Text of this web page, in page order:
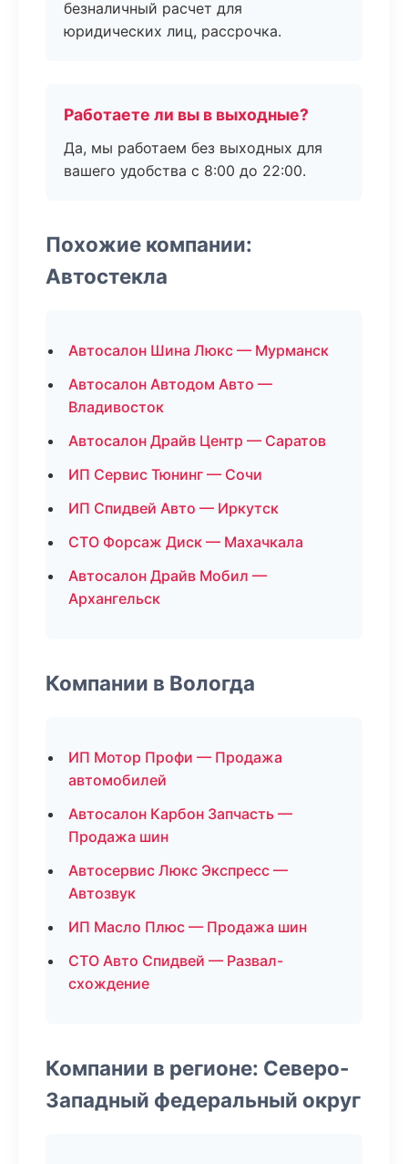
безналичный расчет для
юридических лиц, рассрочка.
Работаете ли вы в выходные?
Да, мы работаем без выходных для
вашего удобства с 8:00 до 22:00.
Похожие компании:
Автостекла
Автосалон Шина Люкс — Мурманск
Автосалон Автодом Авто —
Владивосток
Автосалон Драйв Центр — Саратов
ИП Сервис Тюнинг — Сочи
ИП Спидвей Авто — Иркутск
СТО Форсаж Диск — Махачкала
Автосалон Драйв Мобил —
Архангельск
Компании в Вологда
ИП Мотор Профи — Продажа
автомобилей
Автосалон Карбон Запчасть —
Продажа шин
Автосервис Люкс Экспресс —
Автозвук
ИП Масло Плюс — Продажа шин
СТО Авто Спидвей — Развал-
схождение
Компании в регионе: Северо-
Западный федеральный округ